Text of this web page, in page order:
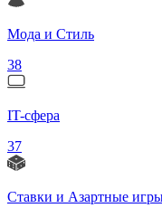
Мода и Стиль
38
IT-сфера
37
Ставки и Азартные